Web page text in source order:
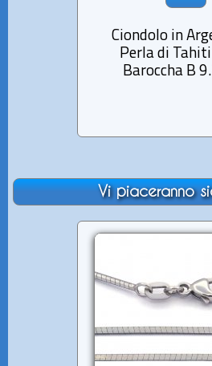
Ciondolo in
Perla di
Baroccha B
Vi piaceranno